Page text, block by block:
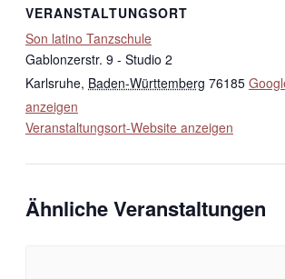
VERANSTALTUNGSORT
Son latino Tanzschule
Gablonzerstr. 9 - Studio 2
Karlsruhe, Baden-Württemberg 76185
anzeigen
Veranstaltungsort-Website anzeigen
Ähnliche Veranstaltungen